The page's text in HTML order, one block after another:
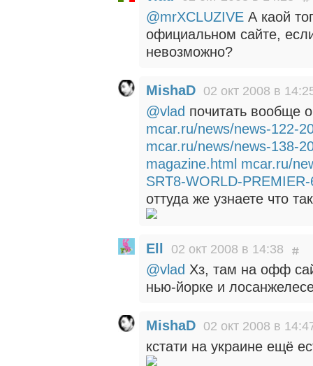
@mrXCLUZIVE А каой
официальном сайте,
невозможно?
MishaD 02 окт 2008 в
@vlad почитать вообще
mcar.ru/news/news-122-
mcar.ru/news/news-138-
magazine.html mcar.ru/
SRT8-WORLD-
оттуда же узнаете что
Ell 02 окт 2008 в 14:38
@vlad Хз, там на офф
нью-йорке и
MishaD 02 окт 2008 в
кстати на украине ещё